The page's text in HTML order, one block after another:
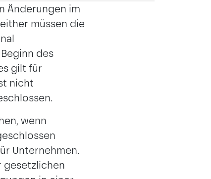
Änderungen im
müssen die
des
gilt für
nicht
wenn
Unternehmen.
gesetzlichen